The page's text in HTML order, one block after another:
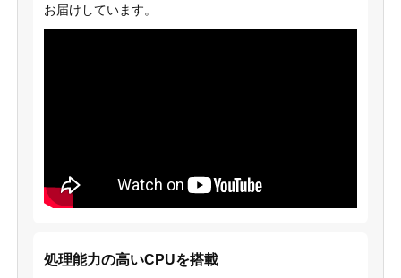
お届けしています。
処理能力の高いCPUを搭載